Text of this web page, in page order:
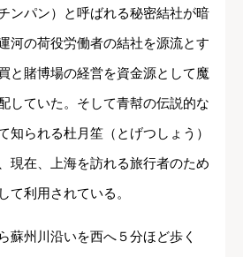
ンパン）と呼ばれる秘密結社が暗
河の荷役労働者の結社を源流とす
と賭博場の経営を資金源として魔
していた。そして青幇の伝説的な
知られる杜月笙（とげつしょう）
現在、上海を訪れる旅行者のため
て利用されている。
蘇州川沿いを西へ５分ほど歩く